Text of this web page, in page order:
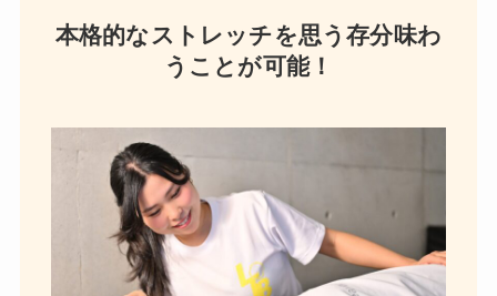
本格的なストレッチを思う存分味わ
うことが可能！